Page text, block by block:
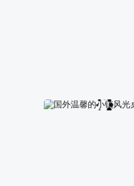
柔情似水桌面背景图